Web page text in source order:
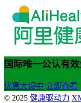
国际唯一公认有
优惠大促中 立即查看
© 2025 健康驱动力